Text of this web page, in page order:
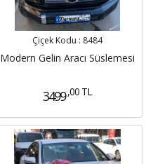
Çiçek Kodu : 8484
Modern Gelin Aracı Süslemesi
3499 ,00 TL